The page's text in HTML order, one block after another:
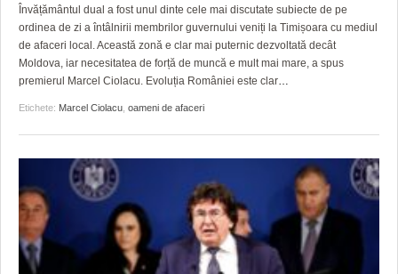
GRĂDINA TAICII DOMNULUI
ZIARISTU’ DE TERASĂ
CU OIŞTEA-N KIERKEGAARD
FINANŢĂRI DE LA A LA Z
CRONICĂ DE FILM
UNDE MERGEM
FILME DOCUMENTARE
CLIPURI VIDEO
ACCIDENTE
ANUNŢURI
INFO SI UTILE
CULTURA
JUSTITIE
FILME DOCUMENTARE
CLIPURI VIDEO
Învățământul dual a fost unul dinte cele mai discutate subiecte de pe
ordinea de zi a întâlnirii membrilor guvernului veniți la Timișoara cu mediul
de afaceri local. Această zonă e clar mai puternic dezvoltată decât
Moldova, iar necesitatea de forță de muncă e mult mai mare, a spus
premierul Marcel Ciolacu. Evoluția României este clar…
Etichete: Marcel Ciolacu oameni de afaceri